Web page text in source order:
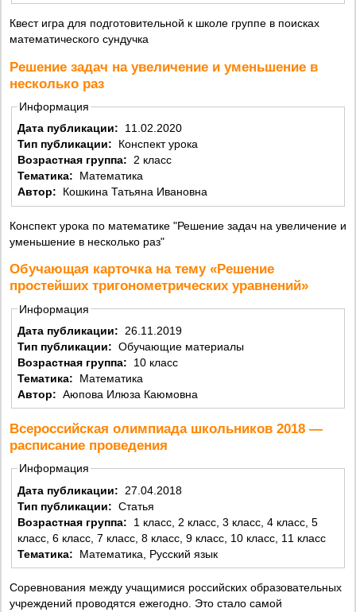
Квест игра для подготовительной к школе группе в поисках
математического сундучка
Решение задач на увеличение и уменьшение в
несколько раз
Информация
Дата публикации:
11.02.2020
Тип публикации:
Конспект урока
Возрастная группа: 2 класс
Тематика:
Математика
Автор:
Кошкина Татьяна Ивановна
Конспект урока по математике "Решение задач на увеличение и
уменьшение в несколько раз"
Обучающая карточка на тему «Решение
простейших тригонометрических уравнений»
Информация
Дата публикации:
26.11.2019
Тип публикации: Обучающие материалы
Возрастная группа:
10 класс
Тематика:
Математика
Автор: Аюпова Илюза Каюмовна
Всероссийская олимпиада школьников 2018 —
расписание проведения
Информация
Дата публикации:
27.04.2018
Тип публикации: Статья
Возрастная группа:
класс, 6 класс, 7 класс, 8 класс, 9 класс, 10 класс, 11 класс
Тематика:
Математика, Русский язык
Соревнования между учащимися российских образовательных
учреждений проводятся ежегодно. Это стало самой